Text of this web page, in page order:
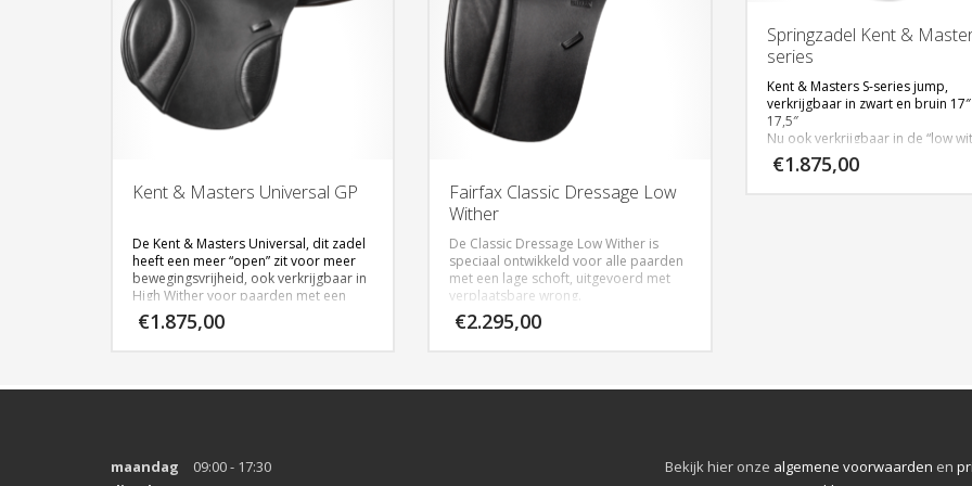
Kent & Masters Universal GP
De Kent & Masters Universal, dit zadel
heeft een meer “open” zit voor meer
bewegingsvrijheid, ook verkrijgbaar in
High Wither voor paarden met een
hoge schoft.
€1.875,00
Fairfax Classic Dressage Low
Wither
De Classic Dressage Low Wither is
speciaal ontwikkeld voor alle paarden
met een lage schoft, uitgevoerd met
verplaatsbare wrong.
Dit zadel heeft een kort/Cob kopijzer.
€2.295,00
Springzadel Kent &
series
Kent & Masters S-series jump,
verkrijgbaar in zwart en bruin
17,5″
Nu ook verkrijgbaar in de “low
uitvoering voor ronde paarden
weinig schoft.
€1.875,00
maandag
09:00 - 17:30
Bekijk hier onze algemene voorwaarden en